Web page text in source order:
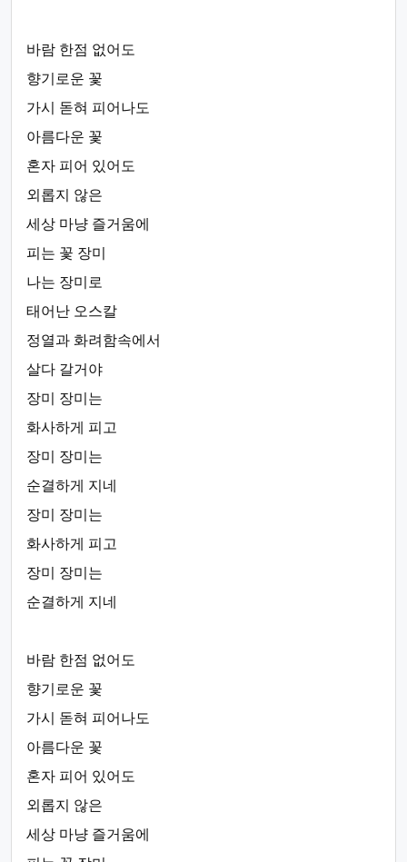
바람 한점 없어도
향기로운 꽃
가시 돋혀 피어나도
아름다운 꽃
혼자 피어 있어도
외롭지 않은
세상 마냥 즐거움에
피는 꽃 장미
나는 장미로
태어난 오스칼
정열과 화려함속에서
살다 갈거야
장미 장미는
화사하게 피고
장미 장미는
순결하게 지네
장미 장미는
화사하게 피고
장미 장미는
순결하게 지네
바람 한점 없어도
향기로운 꽃
가시 돋혀 피어나도
아름다운 꽃
혼자 피어 있어도
외롭지 않은
세상 마냥 즐거움에